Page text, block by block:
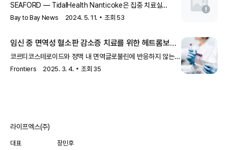
수상자
SEAFORD — TidalHealth Nanticoke은 집중 치료실
(Intensive Care Unit)의 Alexandra 'Alex' Tushup, RN이
Bay to Bay News 2024. 5. 11. 조회 53
임신 중 면역성 혈소판 감소증 치료를 위한 헤트롬보팍
사용 사례 보고
코르티코스테로이드와 정맥 내 면역글로불린에 반응하지 않는
임신 중 면역성 혈소판 감소증 환자에 대한 헤트롬보팍 치료
Frontiers 2025. 3. 4. 조회 35
라이프엑스(주)
대표 장민후